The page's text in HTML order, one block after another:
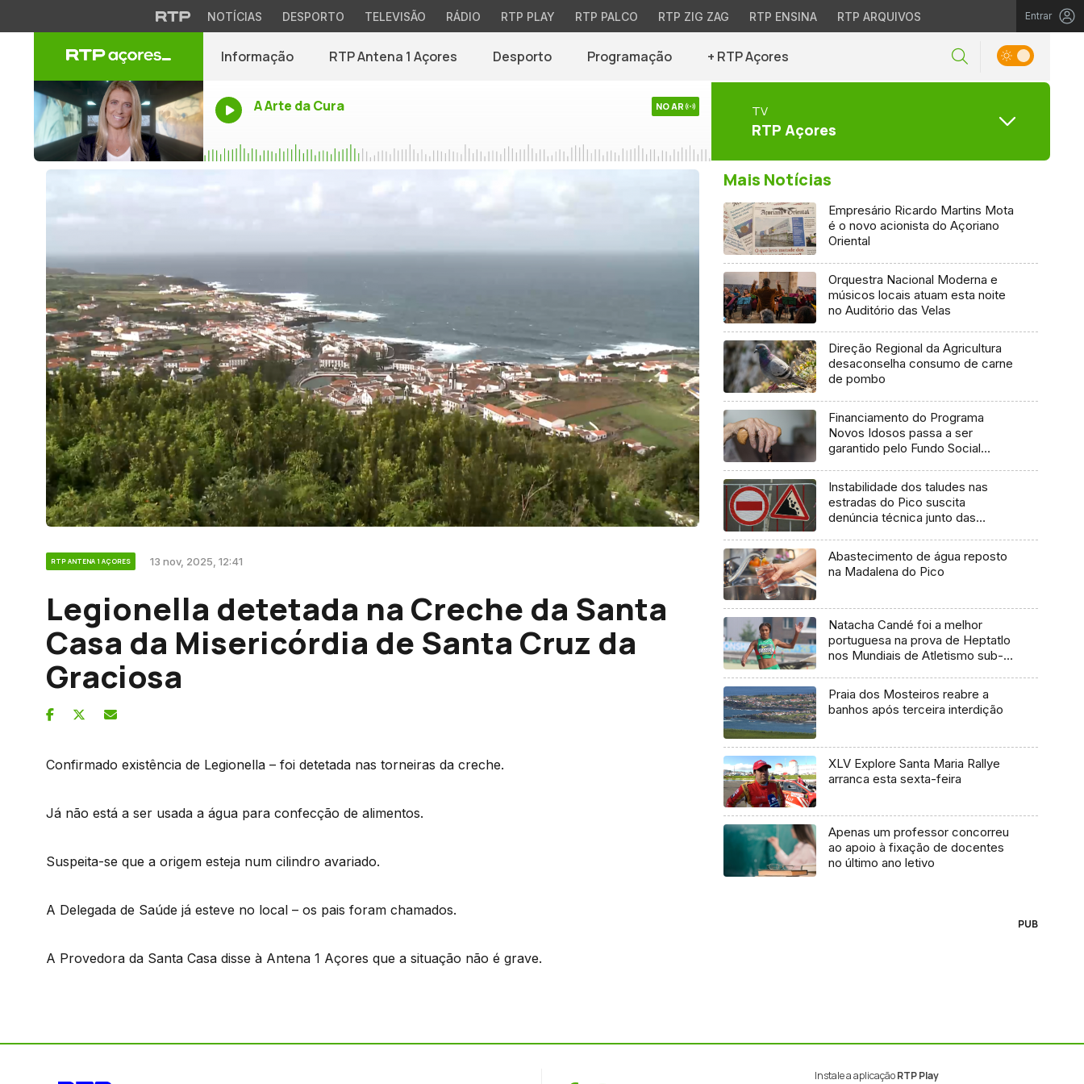
NOTÍCIAS DESPORTO TELEVISÃO RÁDIO RTP PLAY RTP PALCO RTP ZIG ZAG RTP ENSINA RTP ARQUIVOS Entrar
Informação RTP Antena 1 Açores Desporto Programação + RTP Açores
A Arte da Cura NO AR TV
RTP Açores
RTP ANTENA 1 AÇORES 13 nov, 2025, 12:41
Legionella detetada na Creche da Santa
Casa da Misericórdia de Santa Cruz da
Graciosa
Confirmado existência de Legionella – foi detetada nas torneiras da creche.
Já não está a ser usada a água para confecção de alimentos.
Suspeita-se que a origem esteja num cilindro avariado.
A Delegada de Saúde já esteve no local – os pais foram chamados.
A Provedora da Santa Casa disse à Antena 1 Açores que a situação não é grave.
Mais Notícias
Empresário Ricardo Martins Mota
é o novo acionista do Açoriano
Oriental
Orquestra Nacional Moderna e
músicos locais atuam esta noite
no Auditório das Velas
Direção Regional da Agricultura
desaconselha consumo de carne
de pombo
Financiamento do Programa
Novos Idosos passa a ser
garantido pelo Fundo Social
Instabilidade dos taludes nas
estradas do Pico suscita
denúncia técnica junto das
Abastecimento de água reposto
na Madalena do Pico
Natacha Candé foi a melhor
portuguesa na prova de Heptatlo
nos Mundiais de Atletismo sub-
Praia dos Mosteiros reabre a
banhos após terceira interdição
XLV Explore Santa Maria Rallye
arranca esta sexta-feira
Apenas um professor concorreu
ao apoio à fixação de docentes
no último ano letivo
PUB
Instale a aplicaçãoRTP Play